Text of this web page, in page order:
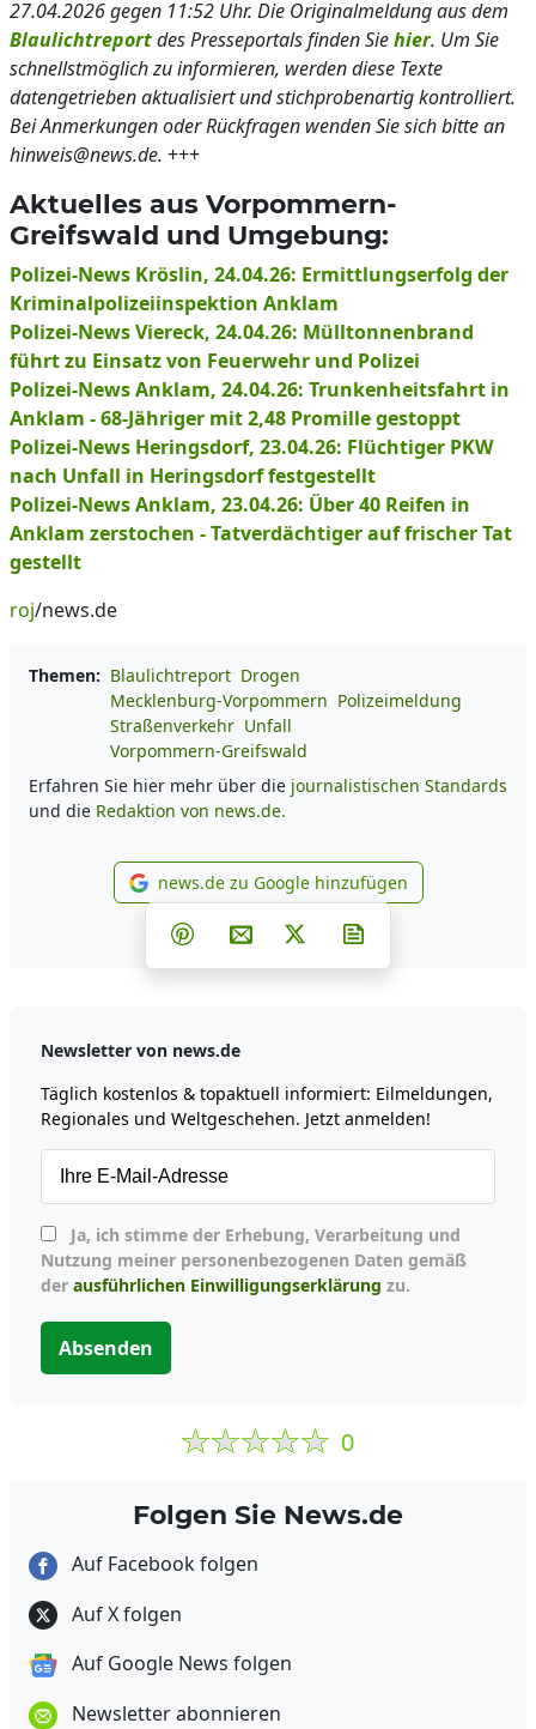
27.04.2026 gegen 11:52 Uhr. Die Originalmeldung aus dem
Blaulichtreportdes Presseportals finden Siehier. Um Sie
schnellstmöglich zu informieren, werden diese Texte
datengetrieben aktualisiert und stichprobenartig kontrolliert.
Bei Anmerkungen oder Rückfragen wenden Sie sich bitte an
hinweis@news.de. +++
Aktuelles aus Vorpommern-
Greifswald und Umgebung:
Polizei-News Kröslin, 24.04.26: Ermittlungserfolg der
Kriminalpolizeiinspektion Anklam
Polizei-News Viereck, 24.04.26: Mülltonnenbrand
führt zu Einsatz von Feuerwehr und Polizei
Polizei-News Anklam, 24.04.26: Trunkenheitsfahrt in
Anklam - 68-Jähriger mit 2,48 Promille gestoppt
Polizei-News Heringsdorf, 23.04.26: Flüchtiger PKW
nach Unfall in Heringsdorf festgestellt
Polizei-News Anklam, 23.04.26: Über 40 Reifen in
Anklam zerstochen - Tatverdächtiger auf frischer Tat
gestellt
roj/news.de
Themen: Blaulichtreport Drogen
Mecklenburg-Vorpommern Polizeimeldung
Straßenverkehr Unfall
Vorpommern-Greifswald
Erfahren Sie hier mehr über die journalistischen Standards
und die Redaktion von news.de.
news.de zu Google
news.de zu Google hinzufügen
Teilen auf Facebook
Teilen auf Whatsapp
Teilen auf Telegram
Teilen auf Pinterest
Per E-Mail teilen
Post auf X
Newsletter von news.de
Täglich kostenlos & topaktuell informiert: Eilmeldungen,
Regionales und Weltgeschehen. Jetzt anmelden!
Nutzung meiner personenbezogenen Daten gemäß
der ausführlichen Einwilligungserklärung zu.
Absenden
0
Folgen Sie News.de
Auf Facebook folgen
Auf X folgen
Auf Google News folgen
Newsletter abonnieren